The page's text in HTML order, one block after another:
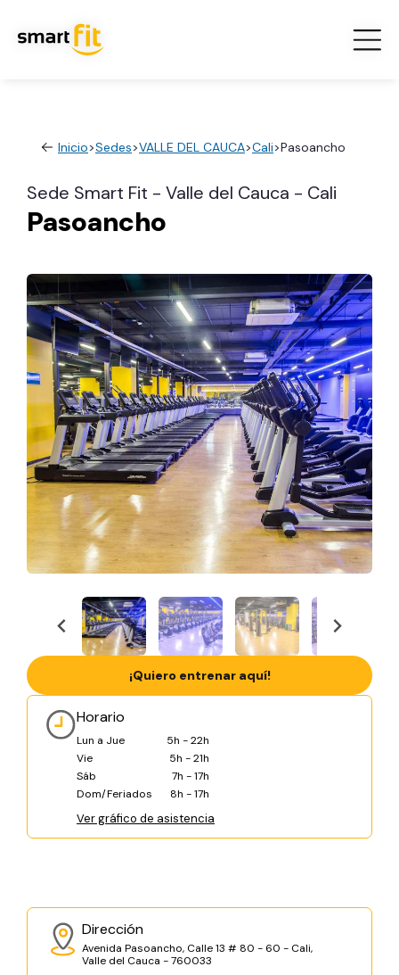
Inicio>Sedes>VALLE DEL CAUCA>Cali>Pasoancho
Sede Smart Fit - Valle del Cauca - Cali
Pasoancho
Horario
Lun a Jue
5h - 22h
Vie
5h - 21h
Sáb
7h - 17h
Dom/Feriados
8h - 17h
Ver gráfico de asistencia
Dirección
Avenida Pasoancho, Calle 13 # 80 - 60 - Cali,
Valle del Cauca - 760033
¡Quiero entrenar aquí!